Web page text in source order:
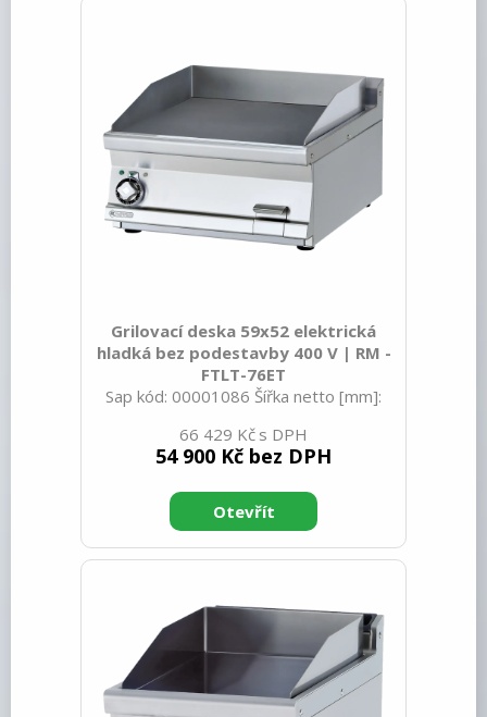
IPX5 Vnější barva zařízení: Nerezové
Materiál: Nerez Ko
Grilovací deska 59x52 elektrická
hladká bez podestavby 400 V | RM -
FTLT-76ET
Sap kód: 00001086 Šířka netto [mm]:
netto [mm]: 280 Hmotnost netto [kg]:
64.00 Šířka brutto [mm]: 630 Hloubka
540 Hmotnost brutto [kg]: 67.00 Typ
spotřebiče: Elektrické zařízení
Konstruční typ zařízení: Stolní Příkon
prvků: IPX5 Vnější barva zařízení:
Nerezové Materiál: Nerez Kontrolky:
chodu a nahřátí Typ vrchní desky:
66 429 Kč
54 900 Kč bez DPH